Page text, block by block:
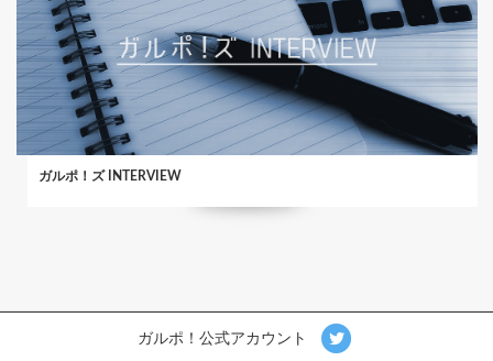
ガルポ！ズ INTERVIEW
ガルポ！公式アカウント